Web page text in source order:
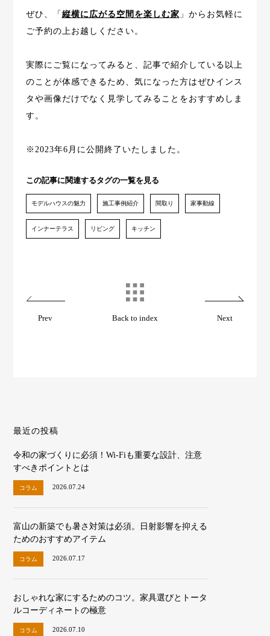
ぜひ、「 縦横に広がる空間を楽しむ家 」からお気軽に
ご予約の上お越しください。
実際にご覧になってみると、記事で紹介している以上
のことが体感できるため、気になった方はぜひインス
タや画像だけでなく見学してみることをおすすめしま
す。
※2023年6月に公開終了いたしました。
この記事に関連するタグの一覧を見る
モデルハウスの魅力 施工事例紹介 間取り 家事動線
インナーテラス リビング キッチン
Prev Back to index Next
最近の投稿
令和の家づくりに必須！Wi-Fiも重要な設計、注意
すべきポイントとは
コラム 2026.07.24
富山の新築でも暑さ対策は必須。日射影響を抑える
ためのおすすめアイテム
コラム 2026.07.17
おしゃれな家にするためのコツ。家具選びとトータ
ルコーディネートの極意
コラム 2026.07.10